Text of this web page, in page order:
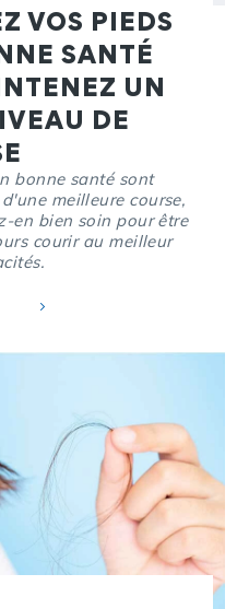
VOS PIEDS
SANTÉ
UN
DE
bonne santé sont
meilleure course,
en bien soin pour être
courir au meilleur